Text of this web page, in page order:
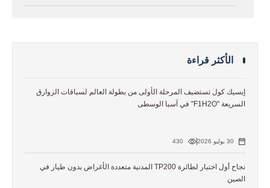
الأكثر قراءة
إيسيك كول تستضيف المرحلة الأولى من بطولة العالم لسباقات الزوارق
السريعة "F1H2O" في آسيا الوسطى
30 يوليو 2026 430
نجاح أول اختبار لطائرة TP200 المدنية متعددة الأغراض بدون طيار في
الصين